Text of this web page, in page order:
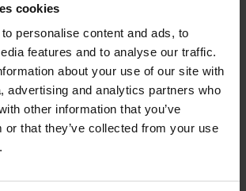
cookies
personalise content and ads, to
features and to analyse our traffic.
about your use of our site with
advertising and analytics partners who
other information that you’ve
or that they’ve collected from your use